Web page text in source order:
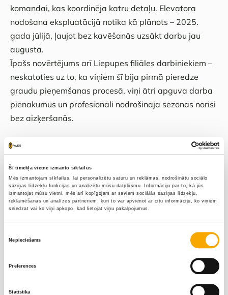
Šī tīmekļa vietne izmanto sīkfailus
Mēs izmantojam sīkfailus, lai personalizētu saturu un reklāmas, nodrošinātu sociālo
saziņas līdzekļu funkcijas un analizētu mūsu datplūsmu. Informāciju par to, kā jūs
izmantojat mūsu vietni, mēs arī kopīgojam ar saviem sociālās saziņas līdzekļu,
reklamēšanas un analīzes partneriem, kuri to var apvienot ar citu informāciju, ko viņiem
sniedzat vai ko viņi apkopo, kad lietojat viņu pakalpojumus.
Nepieciešams
Preferences
Statistika
komandai, kas koordinēja katru detaļu. Elevatora
nodošana ekspluatācijā notika kā plānots – 2025.
gada jūlijā, ļaujot bez kavēšanās uzsākt darbu jau
augustā.
Īpašs novērtējums arī Liepupes filiāles darbiniekiem –
neskatoties uz to, ka viņiem šī bija pirmā pieredze
graudu pieņemšanas procesā, viņi ātri apguva darba
pienākumus un profesionāli nodrošināja sezonas norisi
bez aizķeršanās.
Reāls atspaids saimniecībām
Graudu pieņemšana Liepupē būtiski atslogoja
Valmieras un Matīšu filiāļu pieņemšanas punktus, jo
daudzi Ziemeļvidzemes un Vidzemes lauksaimnieki
izvēlējās šo tuvāko variantu. Turklāt atrašanās tuvāk
ostām un eksporta plūsmai padara šo filiāli stratēģiski